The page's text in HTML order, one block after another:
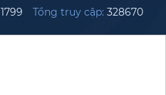
1799 Tổng truy cập: 328670